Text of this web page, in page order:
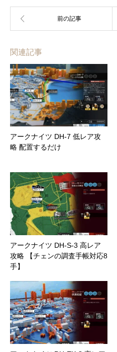
関連記事
アークナイツ DH-7 低レア攻
略 配置するだけ
アークナイツ DH-S-3 高レア
攻略 【チェンの調査手帳対応8
手】